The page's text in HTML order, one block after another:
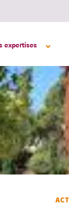
expertises